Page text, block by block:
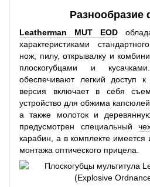
Разнообразие
Leatherman MUT EOD
характеристиками
нож, пилу, открывалку и
плоскогубцами и
обеспечивают легкий доступ
версия включает в себя
устройство для обжима
а также молоток и
предусмотрен специальный
карабин, а в комплекте
монтажа оптического прицела.